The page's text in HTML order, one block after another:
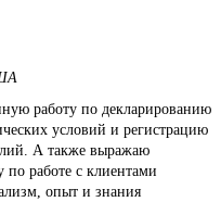
работу по декларированию
условий и регистрацию
А также выражаю
по работе с клиентами
опыт и знания